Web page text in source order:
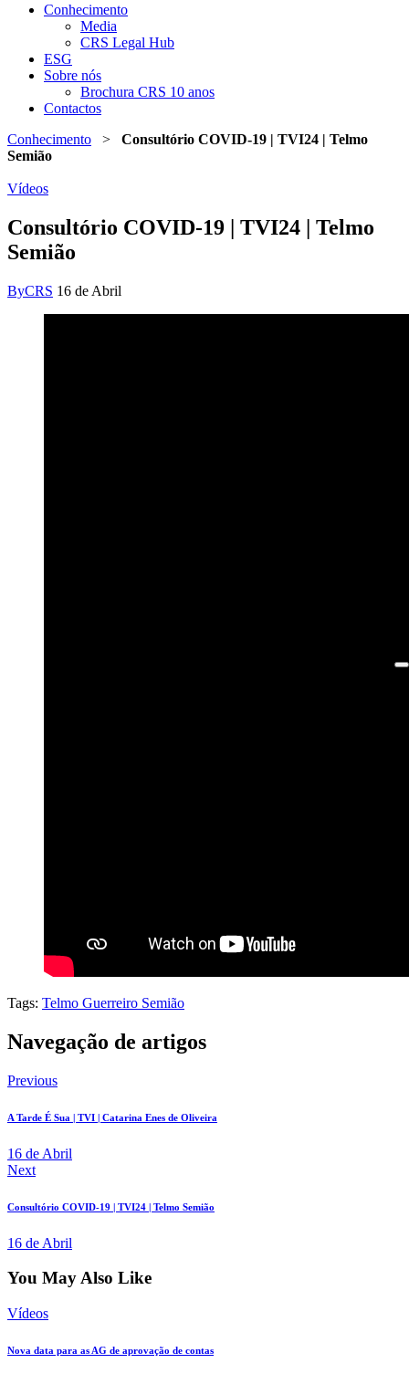
Conhecimento
Media
CRS Legal Hub
ESG
Sobre nós
Brochura CRS 10 anos
Contactos
Conhecimento > Consultório COVID-19 | TVI24 | Telmo
Semião
Vídeos
Consultório COVID-19 | TVI24 | Telmo
Semião
ByCRS 16 de Abril
Tags: Telmo Guerreiro Semião
Navegação de artigos
Previous
A Tarde É Sua | TVI | Catarina Enes de Oliveira
16 de Abril
Next
Consultório COVID-19 | TVI24 | Telmo Semião
16 de Abril
You May Also Like
Vídeos
Nova data para as AG de aprovação de contas